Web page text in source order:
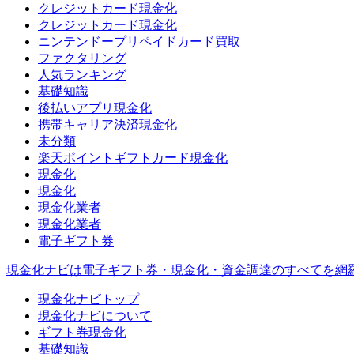
クレジットカード現金化
クレジットカード現金化
ニンテンドープリペイドカード買取
ファクタリング
人気ランキング
基礎知識
後払いアプリ現金化
携帯キャリア決済現金化
未分類
楽天ポイントギフトカード現金化
現金化
現金化
現金化業者
現金化業者
電子ギフト券
現金化ナビは電子ギフト券・現金化・資金調達のすべてを網
現金化ナビトップ
現金化ナビについて
ギフト券現金化
基礎知識